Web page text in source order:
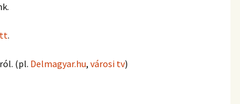
.
(pl. Delmagyar.hu, városi tv)